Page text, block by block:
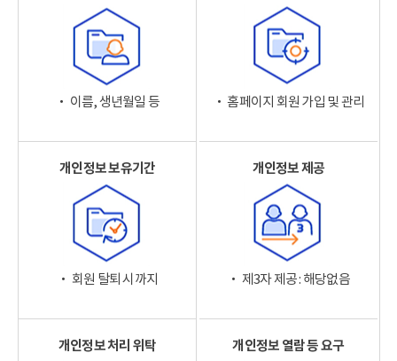
‧ 이름, 생년월일 등 ‧ 홈페이지 회원 가입 및 관리
개인정보 보유기간
‧ 회원 탈퇴 시까지
개인정보 제공
‧ 제3자 제공 : 해당없음
개인정보 처리 위탁 개인정보 열람 등 요구